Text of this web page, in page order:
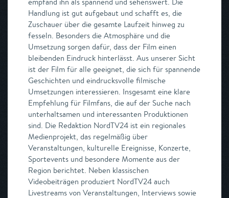
Handlung ist gut aufgebaut und schafft es, die
Zuschauer über die gesamte Laufzeit hinweg zu
fesseln. Besonders die Atmosphäre und die
Umsetzung sorgen dafür, dass der Film einen
bleibenden Eindruck hinterlässt. Aus unserer Sicht
ist der Film für alle geeignet, die sich für spannende
Geschichten und eindrucksvolle filmische
Umsetzungen interessieren. Insgesamt eine klare
Empfehlung für Filmfans, die auf der Suche nach
unterhaltsamen und interessanten Produktionen
sind. Die Redaktion NordTV24 ist ein regionales
Medienprojekt, das regelmäßig über
Veranstaltungen, kulturelle Ereignisse, Konzerte,
Sportevents und besondere Momente aus der
Region berichtet. Neben klassischen
Videobeiträgen produziert NordTV24 auch
Livestreams von Veranstaltungen, Interviews sowie